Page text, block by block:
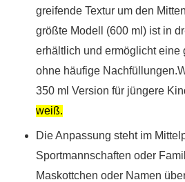
greifende Textur um den
größte Modell (600 ml) ist in
erhältlich und ermöglicht eine
ohne häufige
350 ml Version für jüngere
weiß.
Die Anpassung steht im
Sportmannschaften oder
Maskottchen oder Namen